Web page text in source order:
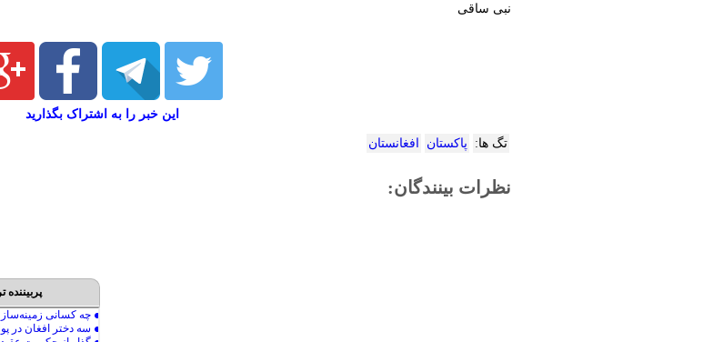
نبی ساقی
این خبر را به اشتراک بگذارید
تگ ها: پاکستان افغانستان
نظرات بینندگان:
پربیننده ترین